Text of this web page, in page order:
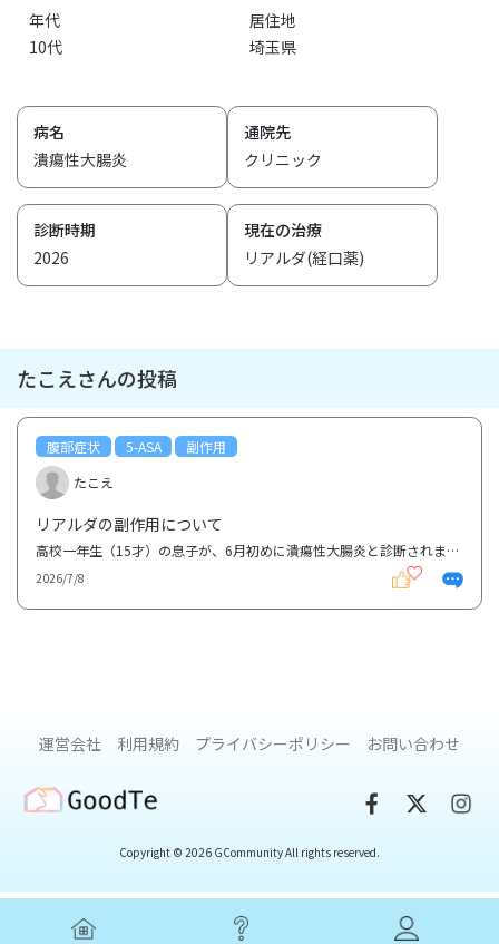
年代
10代
居住地
埼玉県
病名
潰瘍性大腸炎
通院先
クリニック
診断時期
2026
現在の治療
リアルダ(経口薬)
たこえさんの投稿
腹部症状 5-ASA
副作用
たこえ
リアルダの副作用について
高校一年生（15才）の息子が、6月初めに潰瘍性大腸炎と診断されました。腸の左側に炎症があり、血便、腹...
2026/7/8
運営会社 利用規約 プライバシーポリシー お問い合わせ
GoodTe
Copyright © 2026 GCommunity All rights reserved.